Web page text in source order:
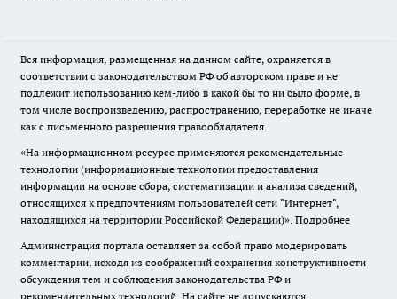
Вся информация, размещенная на данном сайте, охраняется в
соответствии с законодательством РФ об авторском праве и не
подлежит использованию кем-либо в какой бы то ни было форме, в
том числе воспроизведению, распространению, переработке не иначе
как с письменного разрешения правообладателя.
«На информационном ресурсе применяются рекомендательные
технологии (информационные технологии предоставления
информации на основе сбора, систематизации и анализа сведений,
относящихся к предпочтениям пользователей сети "Интернет",
находящихся на территории Российской Федерации)». Подробнее
Администрация портала оставляет за собой право модерировать
комментарии, исходя из соображений сохранения конструктивности
обсуждения тем и соблюдения законодательства РФ и
рекомендательных технологий. На сайте не допускаются